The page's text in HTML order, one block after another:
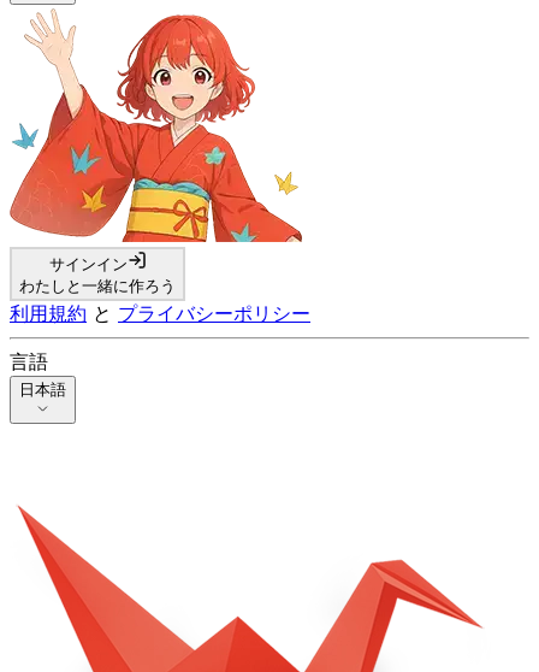
サインイン
わたしと一緒に作ろう
利用規約 と プライバシーポリシー
言語
日本語